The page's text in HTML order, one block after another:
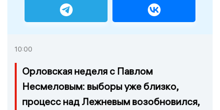
10:00
Орловская неделя с Павлом
Несмеловым: выборы уже близко,
процесс над Лежневым возобновился,